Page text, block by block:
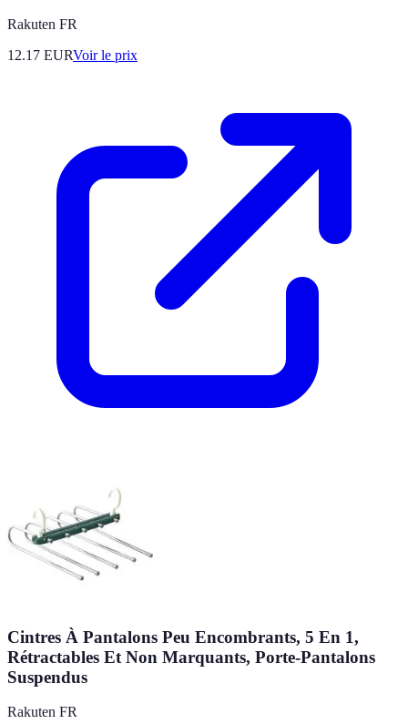
Rakuten FR
12.17 EURVoir le prix
Cintres À Pantalons Peu Encombrants, 5 En 1,
Rétractables Et Non Marquants, Porte-Pantalons
Suspendus
Rakuten FR